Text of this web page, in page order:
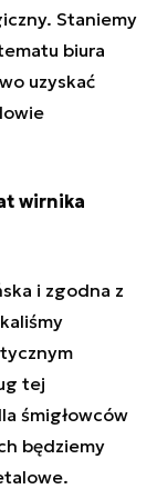
Staniemy
biura
uzyskać
wirnika
i zgodna z
tej
śmigłowców
będziemy